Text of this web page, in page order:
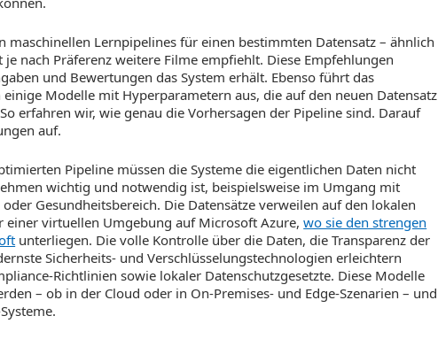
maschinellen Lernpipelines für einen bestimmten Datensatz – ähnlich
nach Präferenz weitere Filme empfiehlt. Diese Empfehlungen
und Bewertungen das System erhält. Ebenso führt das
Modelle mit Hyperparametern aus, die auf den neuen Datensatz
erfahren wir, wie genau die Vorhersagen der Pipeline sind. Darauf
auf.
Pipeline müssen die Systeme die eigentlichen Daten nicht
wichtig und notwendig ist, beispielsweise im Umgang mit
Gesundheitsbereich. Die Datensätze verweilen auf den lokalen
einer virtuellen Umgebung auf Microsoft Azure,wo sie den strengen
unterliegen. Die volle Kontrolle über die Daten, die Transparenz der
Sicherheits- und Verschlüsselungstechnologien erleichtern
Richtlinien sowie lokaler Datenschutzgesetzte. Diese Modelle
– ob in der Cloud oder in On-Premises- und Edge-Szenarien – und